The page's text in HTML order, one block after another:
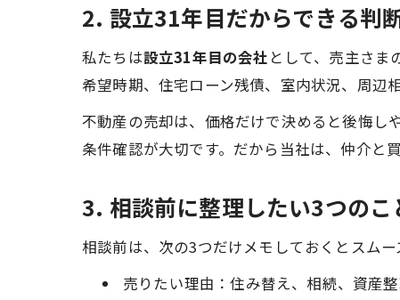
2. 設立31年目だからできる判
私たちは設立31年目の会社 として、売主さま
希望時期、住宅ローン残債、室内状況、周辺
不動産の売却は、価格だけで決めると後悔し
条件確認が大切です。だから当社は、仲介と
3. 相談前に整理したい3つのこ
相談前は、次の3つだけメモしておくとスムー
売りたい理由：住み替え、相続、資産